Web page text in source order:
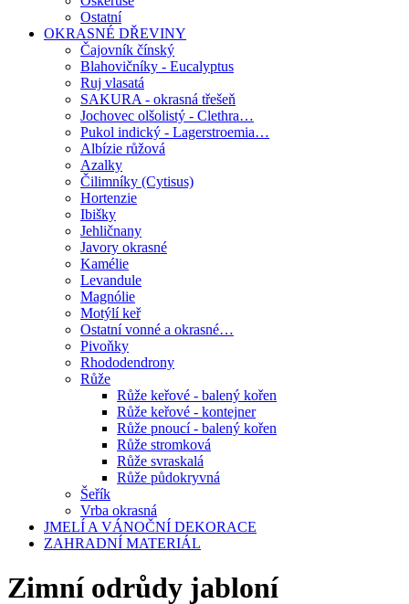
Ostatní
OKRASNÉ DŘEVINY
Čajovník čínský
Blahovičníky - Eucalyptus
Ruj vlasatá
SAKURA - okrasná třešeň
Jochovec olšolistý - Clethra…
Pukol indický - Lagerstroemia…
Albízie růžová
Azalky
Čilimníky (Cytisus)
Hortenzie
Ibišky
Jehličnany
Javory okrasné
Kamélie
Levandule
Magnólie
Motýlí keř
Ostatní vonné a okrasné…
Pivoňky
Rhododendrony
Růže
Růže keřové - balený kořen
Růže keřové - kontejner
Růže pnoucí - balený kořen
Růže stromková
Růže svraskalá
Růže půdokryvná
Šeřík
Vrba okrasná
JMELÍ A VÁNOČNÍ DEKORACE
ZAHRADNÍ MATERIÁL
Zimní odrůdy jabloní